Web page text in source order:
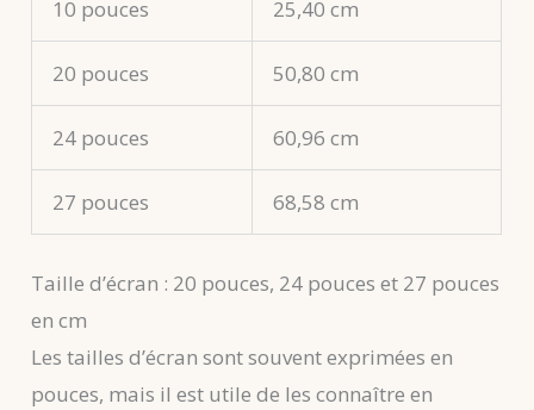
10 pouces 25,40 cm
20 pouces 50,80 cm
24 pouces 60,96 cm
27 pouces 68,58 cm
Taille d’écran : 20 pouces, 24 pouces et 27 pouces
en cm
Les tailles d’écran sont souvent exprimées en
pouces, mais il est utile de les connaître en